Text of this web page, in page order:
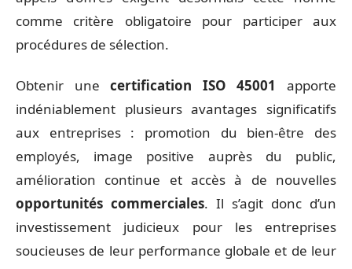
comme critère obligatoire pour participer aux
procédures de sélection.
Obtenir unecertification ISO 45001
apporte
indéniablement plusieurs avantages significatifs
aux entreprises : promotion du bien-être des
employés, image positive auprès du public,
amélioration continue et accès à de nouvelles
opportunités commerciales. Il s’agit donc d’un
investissement judicieux pour les entreprises
soucieuses de leur performance globale et de leur